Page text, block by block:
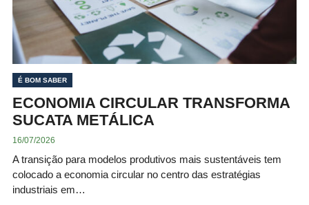
É BOM SABER
ECONOMIA CIRCULAR TRANSFORMA
SUCATA METÁLICA
16/07/2026
A transição para modelos produtivos mais sustentáveis tem
colocado a economia circular no centro das estratégias
industriais em…